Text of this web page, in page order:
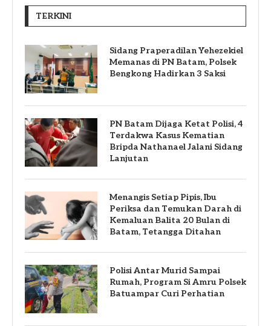
TERKINI
Sidang Praperadilan Yehezekiel
Memanas di PN Batam, Polsek
Bengkong Hadirkan 3 Saksi
PN Batam Dijaga Ketat Polisi, 4
Terdakwa Kasus Kematian
Bripda Nathanael Jalani Sidang
Lanjutan
Menangis Setiap Pipis, Ibu
Periksa dan Temukan Darah di
Kemaluan Balita 20 Bulan di
Batam, Tetangga Ditahan
Polisi Antar Murid Sampai
Rumah, Program Si Amru Polsek
Batuampar Curi Perhatian